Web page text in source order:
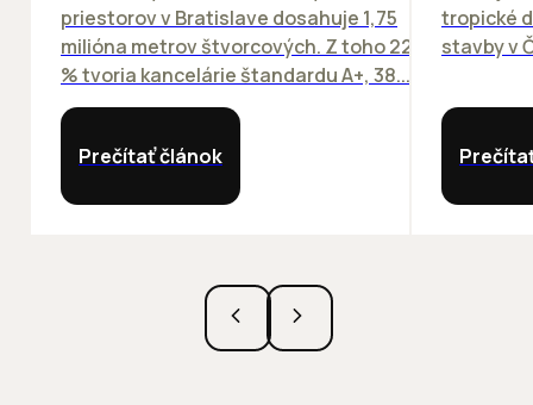
priestorov v Bratislave dosahuje 1,75
milióna metrov štvorcových. Z toho 22
% tvoria kancelárie štandardu A+, 38...
Prečítať článok
tropické
stavby v